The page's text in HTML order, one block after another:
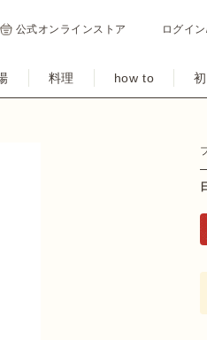
公式オンラインストア ログイ
料理 how to